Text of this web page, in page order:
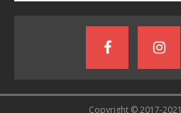
Copyright © 2017-